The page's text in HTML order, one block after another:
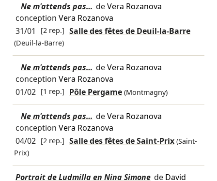
Ne m'attends pas… deVera Rozanova
conception Vera Rozanova
31/01
[2 rep.] Salle des fêtes de Deuil-la-Barre
(Deuil-la-Barre)
Ne m'attends pas… deVera Rozanova
conception Vera Rozanova
01/02 [1 rep.] Pôle Pergame (Montmagny)
Ne m'attends pas… deVera Rozanova
conception Vera Rozanova
04/02 [2 rep.] Salle des fêtes de Saint-Prix (Saint-
Prix)
Portrait de Ludmilla en Nina Simone de David